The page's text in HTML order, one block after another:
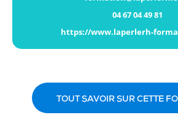
04 67 04 49 81
https://www.laperlerh-
TOUT SAVOIR SUR CETTE